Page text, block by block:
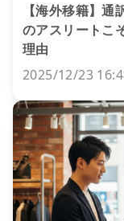
【海外移籍】
のアスリートこ
理由
2025/12/23